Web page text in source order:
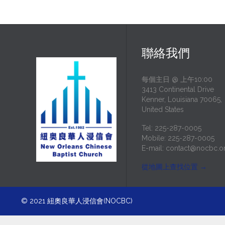
聯絡我們
每個主日 @ 上午10:00
3413 Continental Drive
Kenner, Louisiana 70065,
United States
Tel: 225-287-0005
Mobile: 225-287-0005
E-mail:
從地圖上查找位置 →
© 2021 紐奧良華人浸信會(NOCBC)